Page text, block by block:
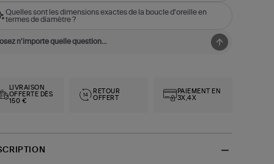
Quelles sont les dimensions exactes de la boucle d'oreille en
termes de diamètre ?
LIVRAISON
OFFERTE DÈS
150 €
RETOUR
OFFERT
PAIEMENT EN
3X,4X